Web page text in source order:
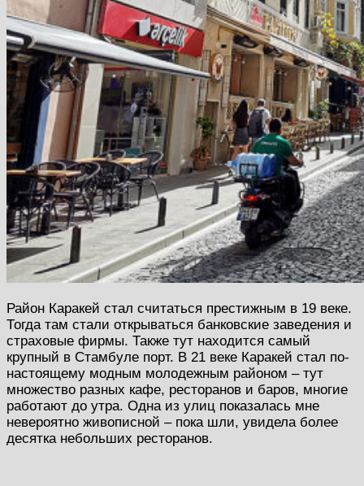
Район Каракей стал считаться престижным в 19 веке.
Тогда там стали открываться банковские заведения и
страховые фирмы. Также тут находится самый
крупный в Стамбуле порт. В 21 веке Каракей стал по-
настоящему модным молодежным районом – тут
множество разных кафе, ресторанов и баров, многие
работают до утра. Одна из улиц показалась мне
невероятно живописной – пока шли, увидела более
десятка небольших ресторанов.